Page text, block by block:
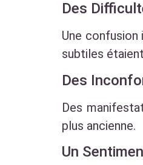
Des
Une
subtiles
Des
Des
plus ancienne.
Un